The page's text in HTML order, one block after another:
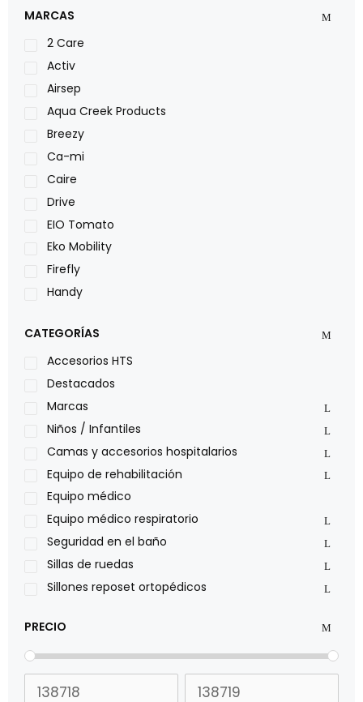
MARCAS
2 Care
Activ
Airsep
Aqua Creek Products
Breezy
Ca-mi
Caire
Drive
EIO Tomato
Eko Mobility
Firefly
Handy
Leggero
Lumex
Medical Store
Nidek
Oxiplus
Philips
Pride
Roho
Sillas de ruedas Everest Jennings
Stealth products
Xiehe Medical
CATEGORÍAS
Accesorios HTS
Destacados
Marcas
Niños / Infantiles
Camas y accesorios hospitalarios
Equipo de rehabilitación
Equipo médico
Equipo médico respiratorio
Seguridad en el baño
Sillas de ruedas
Sillones reposet ortopédicos
PRECIO